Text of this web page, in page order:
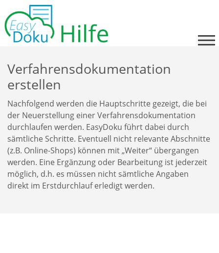
to
content
Verfahrensdokumentation
erstellen
Nachfolgend werden die Hauptschritte gezeigt, die bei
der Neuerstellung einer Verfahrensdokumentation
durchlaufen werden. EasyDoku führt dabei durch
sämtliche Schritte. Eventuell nicht relevante Abschnitte
(z.B. Online-Shops) können mit „Weiter“ übergangen
werden. Eine Ergänzung oder Bearbeitung ist jederzeit
möglich, d.h. es müssen nicht sämtliche Angaben
direkt im Erstdurchlauf erledigt werden.